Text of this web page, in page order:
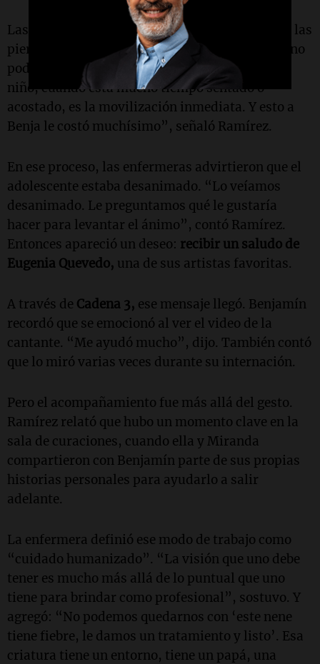
Las lesiones más profundas, indicó, estaban en las
piernas. Por eso, durante un tiempo, Benjamín no
podía moverse ni caminar. “Lo principal en el
niño, cuando está mucho tiempo sentado o
acostado, es la movilización inmediata. Y esto a
Benja le costó muchísimo”, señaló Ramírez.
En ese proceso, las enfermeras advirtieron que el
adolescente estaba desanimado. “Lo veíamos
desanimado. Le preguntamos qué le gustaría
hacer para levantar el ánimo”, contó Ramírez.
Entonces apareció un deseo: recibir un saludo de
Eugenia Quevedo, una de sus artistas favoritas.
A través de Cadena 3, ese mensaje llegó. Benjamín
recordó que se emocionó al ver el video de la
cantante. “Me ayudó mucho”, dijo. También contó
que lo miró varias veces durante su internación.
Pero el acompañamiento fue más allá del gesto.
Ramírez relató que hubo un momento clave en la
sala de curaciones, cuando ella y Miranda
compartieron con Benjamín parte de sus propias
historias personales para ayudarlo a salir
adelante.
La enfermera definió ese modo de trabajo como
“cuidado humanizado”. “La visión que uno debe
tener es mucho más allá de lo puntual que uno
tiene para brindar como profesional”, sostuvo. Y
agregó: “No podemos quedarnos con ‘este nene
tiene fiebre, le damos un tratamiento y listo’. Esa
criatura tiene un entorno, tiene un papá, una